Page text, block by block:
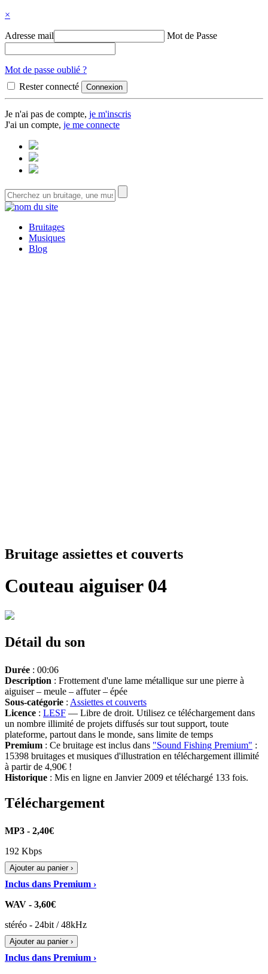
×
Adresse mail Mot de Passe
Mot de passe oublié ?
Rester connecté
Je n'ai pas de compte, je m'inscris
J'ai un compte, je me connecte
Bruitages
Musiques
Blog
Bruitage assiettes et couverts
Couteau aiguiser 04
Détail du son
Durée : 00:06
Description : Frottement d'une lame métallique sur une pierre à
aiguiser – meule – affuter – épée
Sous-catégorie : Assiettes et couverts
Licence : LESF — Libre de droit. Utilisez ce téléchargement dans
un nombre illimité de projets diffusés sur tout support, toute
plateforme, partout dans le monde, sans limite de temps
Premium : Ce bruitage est inclus dans "Sound Fishing Premium" :
15398 bruitages et musiques d'illustration en téléchargement illimité
à partir de 4,90€ !
Historique : Mis en ligne en Janvier 2009 et téléchargé 133 fois.
Téléchargement
MP3 - 2,40€
192 Kbps
Ajouter au panier ›
Inclus dans Premium ›
WAV - 3,60€
stéréo - 24bit / 48kHz
Ajouter au panier ›
Inclus dans Premium ›